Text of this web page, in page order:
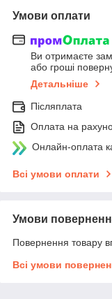
Умови оплати
Ви отримаєте
або гроші
Детальніше
Післяплата
Оплата на
Онлайн-оплата
Всі умови оплати
Умови
Повернення товару
Всі умови